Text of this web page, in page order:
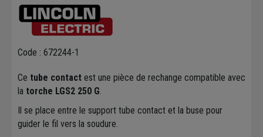
Code : 672244-1
Ce tube contact est une pièce de rechange compatible avec
la torche LGS2 250 G.
Il se place entre le support tube contact et la buse pour
guider le fil vers la soudure.